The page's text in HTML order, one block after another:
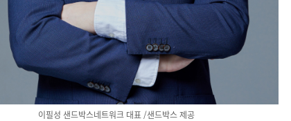
이필성 샌드박스네트워크 대표 /샌드박스 제공